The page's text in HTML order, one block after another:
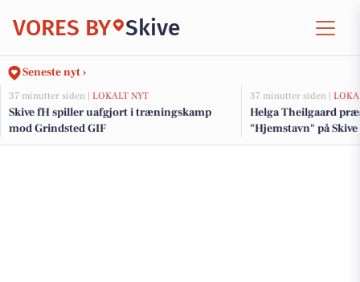
VORES BY Skive
Seneste nyt ›
37 minutter siden | LOKALT NYT
Skive fH spiller uafgjort i træningskamp
mod Grindsted GIF
37 minutter siden |
Helga Theilgaard
"Hjemstavn" på